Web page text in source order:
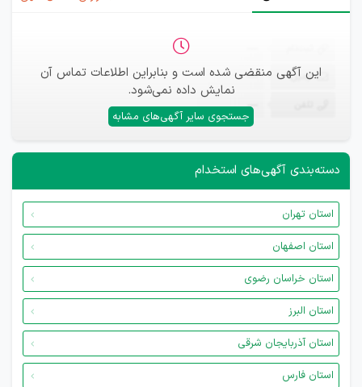
این آگهی منقضی شده است و بنابراین اطلاعات تماس آن
نمایش داده نمی‌شود.
جستجوی سایر آگهی‌های مشابه
ایمیل —
—
دسته‌بندی آگهی‌های استخدام
استان تهران
استان اصفهان
استان خراسان رضوی
استان البرز
استان آذربایجان شرقی
استان فارس